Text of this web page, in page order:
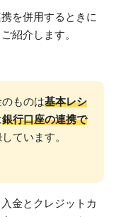
を併用するときに
紹介します。
ものは基本レシ
銀行口座の連携で
ています。
金とクレジットカ